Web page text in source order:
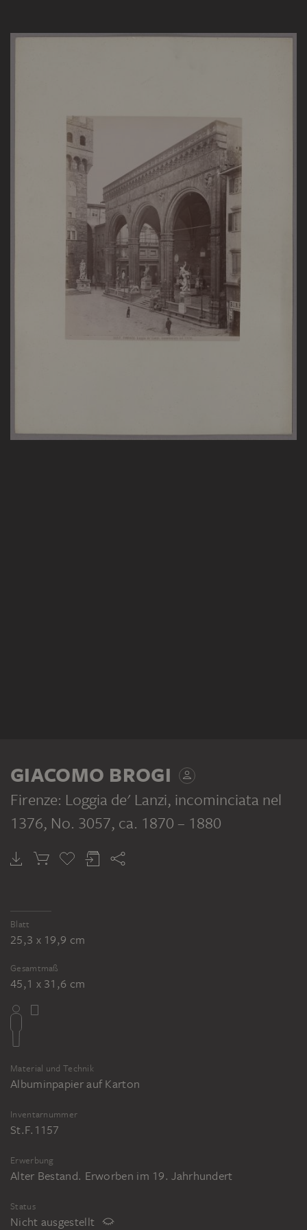
GIACOMO BROGI
Firenze: Loggia de' Lanzi, incominciata nel
1376, No. 3057, ca. 1870 – 1880
Blatt
25,3 x 19,9 cm
Gesamtmaß
45,1 x 31,6 cm
Material und Technik
Albuminpapier auf Karton
Inventarnummer
St.F.1157
Erwerbung
Alter Bestand. Erworben im 19. Jahrhundert
Status
Nicht ausgestellt